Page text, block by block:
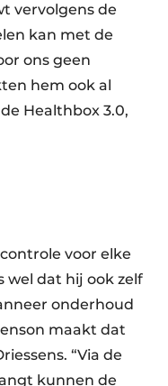
vervolgens de
kan met de
ons geen
hem ook al
Healthbox 3.0,
voor elke
wel dat hij ook zelf
onderhoud
maakt dat
“Via de
kunnen de